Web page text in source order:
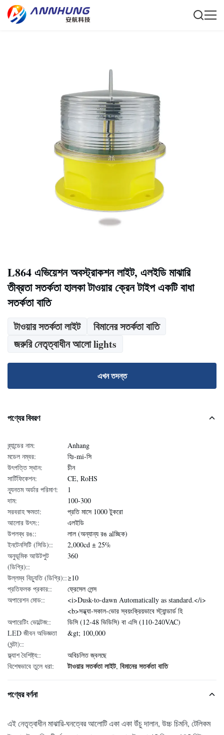
L864 এভিয়েশন অবস্ট্রাকশন লাইট, এলইডি মাঝারি
তীব্রতা সতর্কতা হালকা টাওয়ার ক্রেন টাইপ একটি বাধা
সতর্কতা বাতি
টাওয়ার সতর্কতা লাইট
বিমানের সতর্কতা বাতি
জরুরি নেতৃত্বাধীন আলো lights
এখন তদন্ত
পণ্যের বিবরণ
ব্র্যান্ডের নাম:
Anhang
মডেল নম্বর:
হিঃ-mi-সি
উৎপত্তি স্থান:
চীন
সার্টিফিকেশন:
CE, RoHS
ন্যূনতম অর্ডার পরিমাণ:
1
দাম:
100-300
সরবরাহ ক্ষমতা:
প্রতি মাসে 1000 টুকরো
আলোর উৎস::
এলইডি
উপলব্ধ রঙ::
লাল (অন্যান্য রঙ alচ্ছিক)
ইনটেনসিটি (সিডি)::
2,000cd ± 25%
অনুভূমিক আউটপুট
(ডিগ্রি)::
360
উল্লম্ব বিচ্যুতি (ডিগ্রি)::≥10
প্রতিফলক প্রকার::
ফ্রেসেল লেন্স
অপারেশন মোড::
<i>Dusk-to-dawn Automatically as standard.</i>
<b>সন্ধ্যা-সকাল-ভোর স্বয়ংক্রিয়ভাবে স্ট্যান্ডার্ড হি
অপারেটিং ভোল্টেজ::
ডিসি (12-48 ভিডিসি) বা এসি (110-240VAC)
LED জীবন অভিজ্ঞতা
(ঘন্টা)::
&gt; 100,000
ফ্ল্যাশ বৈশিষ্ট্য::
অবিচলিত জ্বলছে
বিশেষভাবে তুলে ধরা:
টাওয়ার সতর্কতা লাইট, বিমানের সতর্কতা বাতি
পণ্যের বর্ণনা
এই নেতৃত্বাধীন মাঝারি-ঘনত্বের আলোটি একা একা উঁচু দালান, উচ্চ চিমনি, টেলিকম